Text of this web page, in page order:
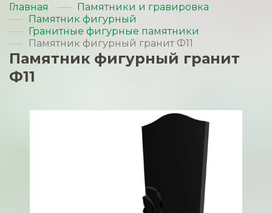
Главная
Памятники и гравировка
Памятник фигурный
Гранитные фигурные памятники
Памятник фигурный гранит Ф11
Памятник фигурный гранит
Ф11